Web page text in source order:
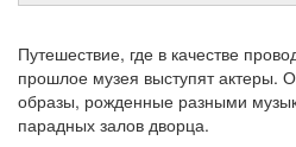
Путешествие, где в качестве
прошлое музея выступят актеры.
образы, рожденные разными
парадных залов дворца.